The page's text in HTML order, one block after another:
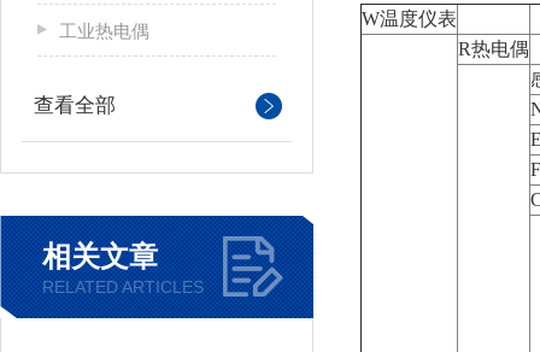
工业热电偶
查看全部
相关文章
RELATED ARTICLES
W温度仪表
R热电偶